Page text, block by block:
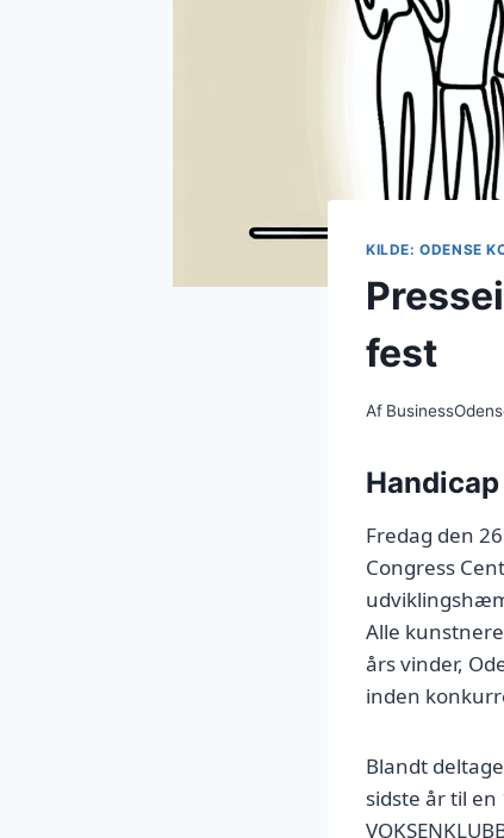
KILDE: ODENSE
fest
Af
Fredag den
Congress
Alle
års vinder,
inden
Blandt
sidste år til